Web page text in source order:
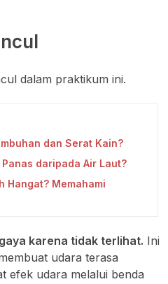
dalam praktikum ini.
dan Serat Kain?
daripada Air Laut?
Hangat? Memahami
karena tidak terlihat. Ini
udara terasa
efek udara melalui benda